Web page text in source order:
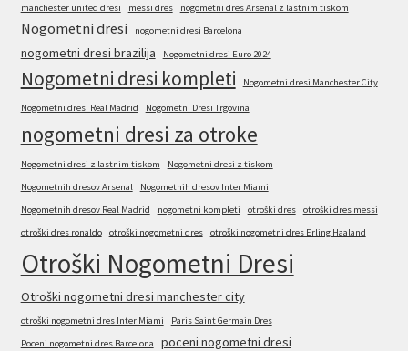
manchester united dresi
messi dres nogometni dres Arsenal z lastnim tiskom
Nogometni dresi nogometni dresi Barcelona
nogometni dresi brazilija Nogometni dresi Euro 2024
Nogometni dresi kompleti Nogometni dresi Manchester City
Nogometni dresi Real Madrid Nogometni Dresi Trgovina
nogometni dresi za otroke
Nogometni dresi z lastnim tiskom
Nogometni dresi z tiskom
Nogometnih dresov Arsenal
Nogometnih dresov Inter Miami
Nogometnih dresov Real Madrid
nogometni kompleti otroški dres
otroški dres messi
otroški dres ronaldo
otroški nogometni dres otroški nogometni dres Erling Haaland
Otroški Nogometni Dresi
Otroški nogometni dresi manchester city
otroški nogometni dres Inter Miami
Paris Saint Germain Dres
Poceni nogometni dres Barcelona
poceni nogometni dresi